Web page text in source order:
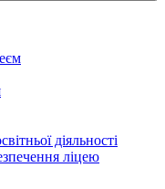
діяльності
ліцею